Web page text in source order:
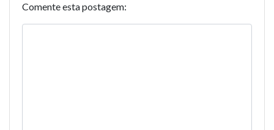
Comente esta postagem: